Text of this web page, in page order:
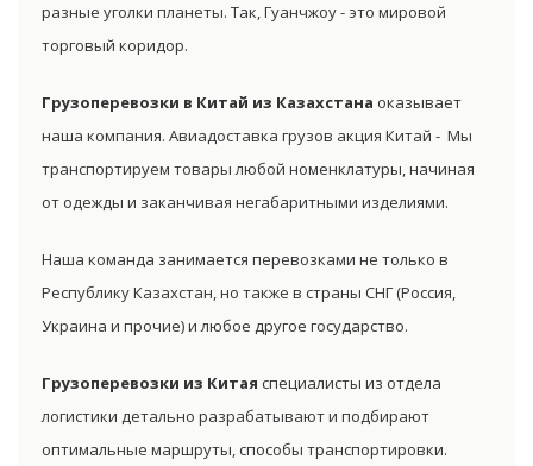
разные уголки планеты. Так, Гуанчжоу - это мировой
торговый коридор.
Грузоперевозки в Китай из Казахстана оказывает
наша компания. Авиадоставка грузов акция Китай - Мы
транспортируем товары любой номенклатуры, начиная
от одежды и заканчивая негабаритными изделиями.
Наша команда занимается перевозками не только в
Республику Казахстан, но также в страны СНГ (Россия,
Украина и прочие) и любое другое государство.
Грузоперевозки из Китая специалисты из отдела
логистики детально разрабатывают и подбирают
оптимальные маршруты, способы транспортировки.